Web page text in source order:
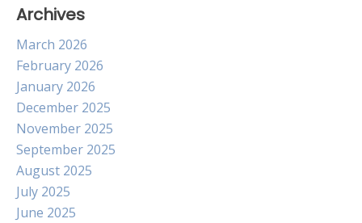
Archives
March 2026
February 2026
January 2026
December 2025
November 2025
September 2025
August 2025
July 2025
June 2025